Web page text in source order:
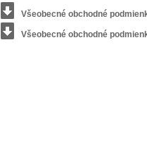
Všeobecné obchodné
Všeobecné obchodné